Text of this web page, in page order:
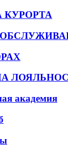
академия